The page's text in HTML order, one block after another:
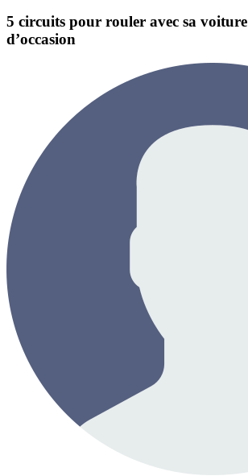
5 circuits pour rouler avec sa voiture
d’occasion